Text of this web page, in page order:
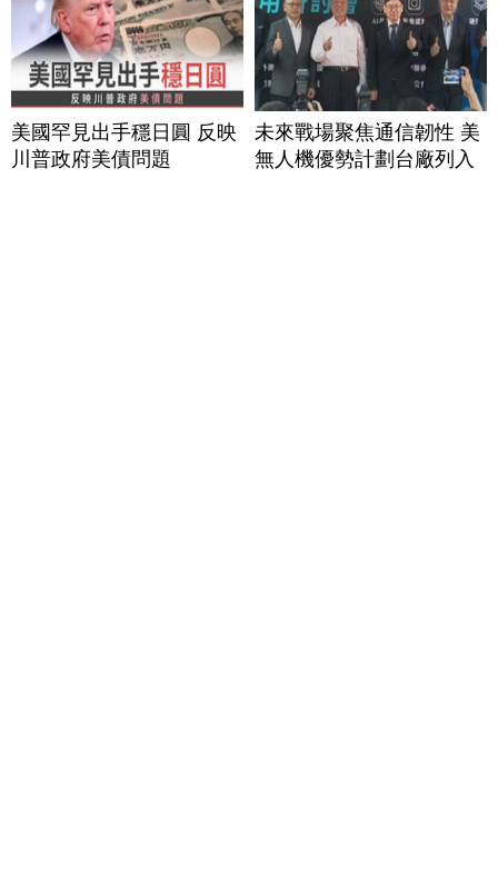
美國罕見出手穩日圓 反映
川普政府美債問題
未來戰場聚焦通信韌性 美
無人機優勢計劃台廠列入